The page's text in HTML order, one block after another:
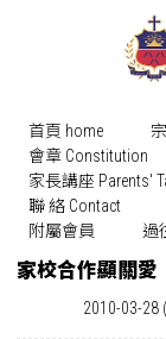
首頁 home
會章 Constitution
家長講座 Parents'
聯 絡 Contact
附屬會員
過
家校合作顯關愛
2010-03-28